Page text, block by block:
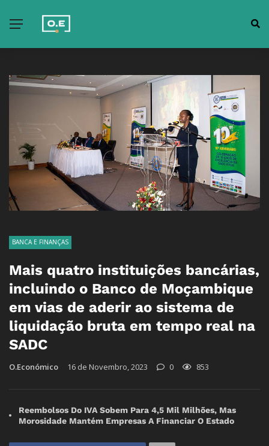
BANCA E FINANÇAS
Mais quatro instituições bancárias,
incluindo o Banco de Moçambique
em vias de aderir ao sistema de
liquidação bruta em tempo real na
SADC
O.Económico 16 de Novembro, 2023 0 853
Reembolsos Do IVA Sobem Para 4,5 Mil Milhões, Mas
Morosidade Mantém Empresas A Financiar O Estado